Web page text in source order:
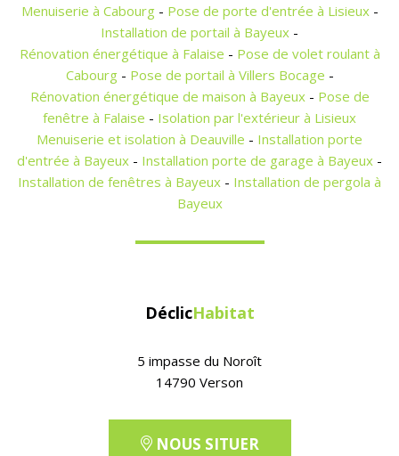
Menuiserie à Cabourg- Pose de porte d'entrée à Lisieux -
Installation de portail à Bayeux -
Rénovation énergétique à Falaise - Pose de volet roulant à
Cabourg- Pose de portail à Villers Bocage -
Rénovation énergétique de maison à Bayeux - Pose de
fenêtre à Falaise - Isolation par l'extérieur à Lisieux
Menuiserie et isolation à Deauville - Installation porte
d'entrée à Bayeux - Installation porte de garage à Bayeux -
Installation de fenêtres à Bayeux - Installation de pergola à
Bayeux
DéclicHabitat
5 impasse du Noroît
14790 Verson
NOUS SITUER